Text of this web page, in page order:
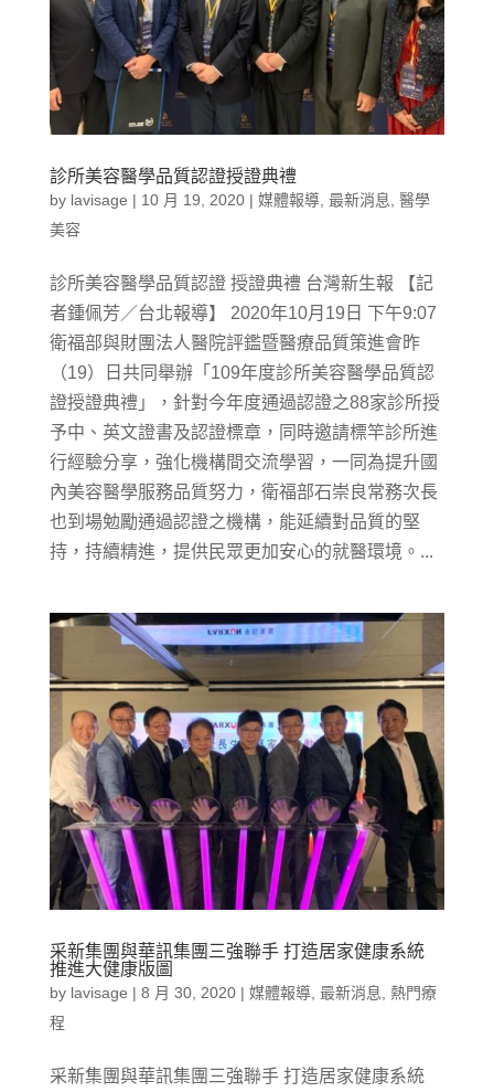
診所美容醫學品質認證授證典禮
by lavisage | 10 月 19, 2020| 媒體報導, 最新消息, 醫學
美容
診所美容醫學品質認證 授證典禮 台灣新生報 【記
者鍾佩芳／台北報導】 2020年10月19日 下午9:07
衛福部與財團法人醫院評鑑暨醫療品質策進會昨
（19）日共同舉辦「109年度診所美容醫學品質認
證授證典禮」，針對今年度通過認證之88家診所授
予中、英文證書及認證標章，同時邀請標竿診所進
行經驗分享，強化機構間交流學習，一同為提升國
內美容醫學服務品質努力，衛福部石崇良常務次長
也到場勉勵通過認證之機構，能延續對品質的堅
持，持續精進，提供民眾更加安心的就醫環境。...
采新集團與華訊集團三強聯手 打造居家健康系統
推進大健康版圖
by lavisage | 8 月 30, 2020| 媒體報導, 最新消息
熱門療
程
采新集團與華訊集團三強聯手 打造居家健康系統